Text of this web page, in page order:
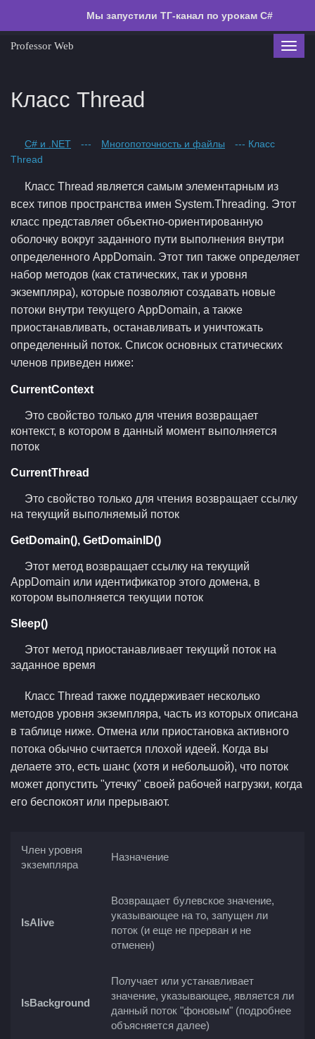
Мы запустили ТГ-канал по урокам C#
Professor Web
Класс Thread
C# и .NET --- Многопоточность и файлы
--- Класс
Thread
Класс Thread является самым элементарным из
всех типов пространства имен System.Threading. Этот
класс представляет объектно-ориентированную
оболочку вокруг заданного пути выполнения внутри
определенного AppDomain. Этот тип также определяет
набор методов (как статических, так и уровня
экземпляра), которые позволяют создавать новые
потоки внутри текущего AppDomain, а также
приостанавливать, останавливать и уничтожать
определенный поток. Список основных статических
членов приведен ниже:
CurrentContext
Это свойство только для чтения возвращает
контекст, в котором в данный момент выполняется
поток
CurrentThread
Это свойство только для чтения возвращает ссылку
на текущий выполняемый поток
GetDomain(), GetDomainID()
Этот метод возвращает ссылку на текущий
AppDomain или идентификатор этого домена, в
котором выполняется текущии поток
Sleep()
Этот метод приостанавливает текущий поток на
заданное время
Класс Thread также поддерживает несколько
методов уровня экземпляра, часть из которых описана
в таблице ниже. Отмена или приостановка активного
потока обычно считается плохой идеей. Когда вы
делаете это, есть шанс (хотя и небольшой), что поток
может допустить "утечку" своей рабочей нагрузки, когда
его беспокоят или прерывают.
Член уровня
экземпляра
Назначение
IsAlive
Возвращает булевское значение,
указывающее на то, запущен ли
поток (и еще не прерван и не
отменен)
IsBackground
Получает или устанавливает
значение, указывающее, является ли
данный поток "фоновым" (подробнее
объясняется далее)